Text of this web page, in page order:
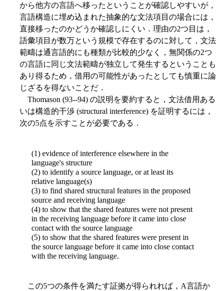
から他方の言語へ移ったということが確認しやすいが，
言語構造に埋め込まれた抽象的な文法項目の場合には，
直接移ったのかどうか確認しにくい．理由の2つ目は，
語彙項目が数万という規模で存在するのに対して，文法
範疇は通言語的にも種類が比較的少なく，無関係の2つ
の言語に同じ文法範疇が独立して発生するということも
あり得るため，借用の可能性があったとしても慎重に論
じざるを得ないことだ．
Thomason (93--94) の説明を要約すると，文法借用ある
いは構造的干渉 (structural interference) を証明するには，
次の5点を示すことが必要である．
(1) evidence of interference elsewhere in the
language's structure
(2) to identify a source language, or at least its
relative language(s)
(3) to find shared structural features in the proposed
source and receiving language
(4) to show that the shared features were not present
in the receiving language before it came into close
contact with the source language
(5) to show that the shared features were present in
the source language before it came into close contact
with the receiving language.
この5つの条件を満たす証拠が得られれば，A言語か